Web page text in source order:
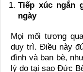
Tiếp xúc ngắn
ngày
Mọi mối tương
duy trì. Điều này
đình và bạn bè,
lý do tại sao Đức